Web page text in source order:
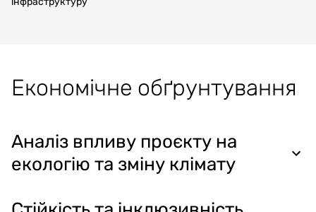
Економічне обґрунтування
Аналіз впливу проєкту на
екологію та зміну клімату